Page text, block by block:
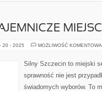
20 - 2025 MOŻLIWOŚĆ
Silny Szczecin to miejski
sprawność nie jest
świadomych wyborów. To